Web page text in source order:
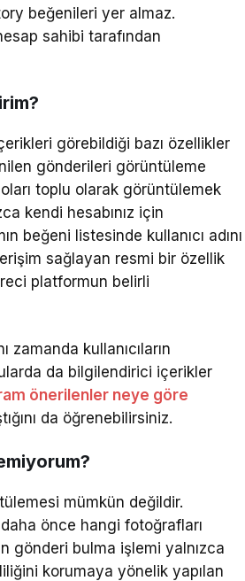
beğenileri yer almaz.
sahibi tarafından
görebildiği bazı özellikler
gönderileri görüntüleme
toplu olarak görüntülemek
kendi hesabınız için
beğeni listesinde kullanıcı adını
sağlayan resmi bir özellik
platformun belirli
kullanıcıların
da bilgilendirici içerikler
önerilenler neye göre
da öğrenebilirsiniz.
mümkün değildir.
önce hangi fotoğrafları
gönderi bulma işlemi yalnızca
korumaya yönelik yapılan